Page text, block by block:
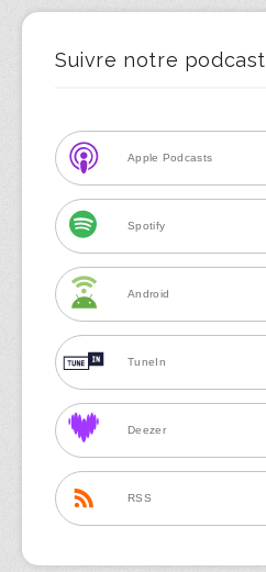
Suivre notre podcast
Apple Podcasts
Spotify
Android
TuneIn
Deezer
RSS